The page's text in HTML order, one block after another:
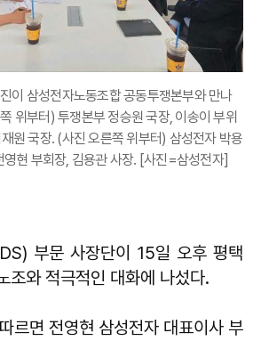
이 삼성전자노동조합 공동투쟁본부와 만나
위부터) 투쟁본부 정승원 국장, 이송이 부위
원 국장. (사진 오른쪽 위부터) 삼성전자 박용
영현 부회장, 김용관 사장. [사진=삼성전자]
부문 사장단이 15일 오후 평택
조와 적극적인 대화에 나섰다.
르면 전영현 삼성전자 대표이사 부